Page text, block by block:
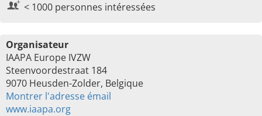
< 1000 personnes intéressées
Organisateur
IAAPA Europe IVZW
Steenvoordestraat 184
9070 Heusden-Zolder, Belgique
Montrer l'adresse émail
www.iaapa.org